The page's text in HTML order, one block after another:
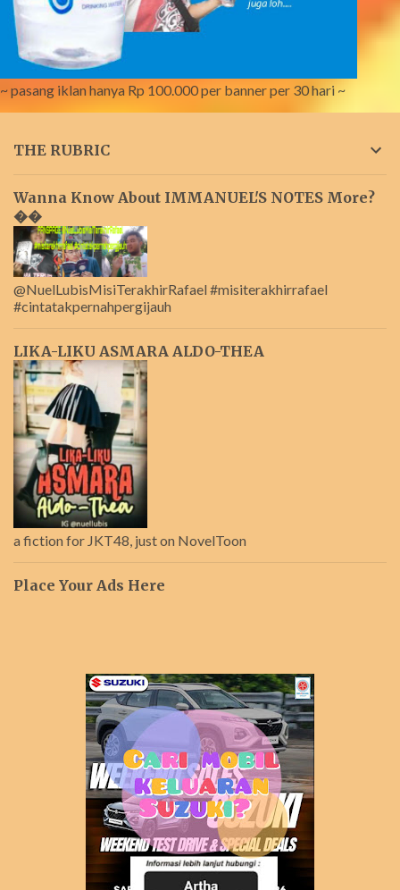
~ pasang iklan hanya Rp 100.000 per banner per 30 hari ~
THE RUBRIC
Wanna Know About IMMANUEL'S NOTES More?
��
@NuelLubisMisiTerakhirRafael #misiterakhirrafael
#cintatakpernahpergijauh
LIKA-LIKU ASMARA ALDO-THEA
a fiction for JKT48, just on NovelToon
Place Your Ads Here